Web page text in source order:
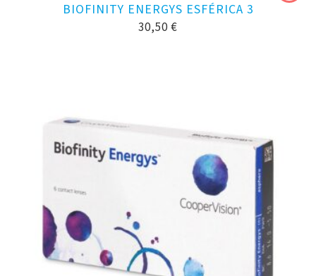
BIOFINITY ENERGYS ESFÉRICA 3
30,50 €